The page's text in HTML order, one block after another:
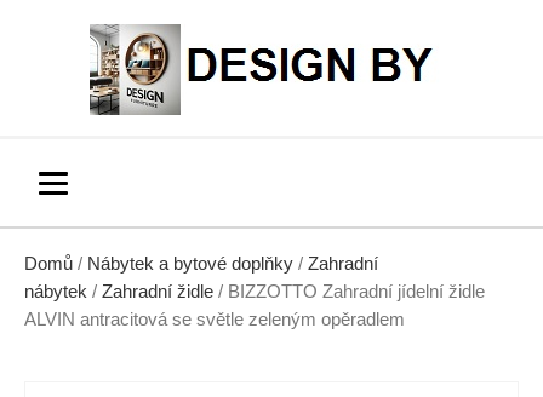
Domů / Nábytek a bytové doplňky / Zahradní
nábytek / Zahradní židle / BIZZOTTO Zahradní jídelní židle
ALVIN antracitová se světle zeleným opěradlem